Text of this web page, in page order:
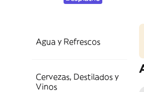
Agua y Refrescos
Aguas y Gaseosas
Cervezas, Destilados y
Vinos